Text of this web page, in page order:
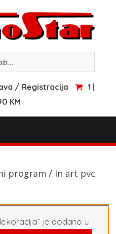
/ Registracija
1 |
KM
program / In art pvc
je dodano u